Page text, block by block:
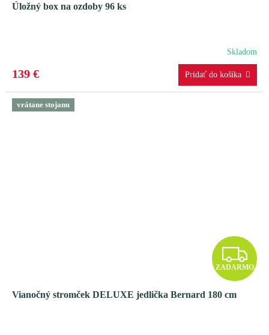
Úložný box na ozdoby 96 ks
Skladom
139 €
vrátane stojanu
Z
A
ZADARMO
Vianočný stromček DELUXE jedlička Bernard 180 cm